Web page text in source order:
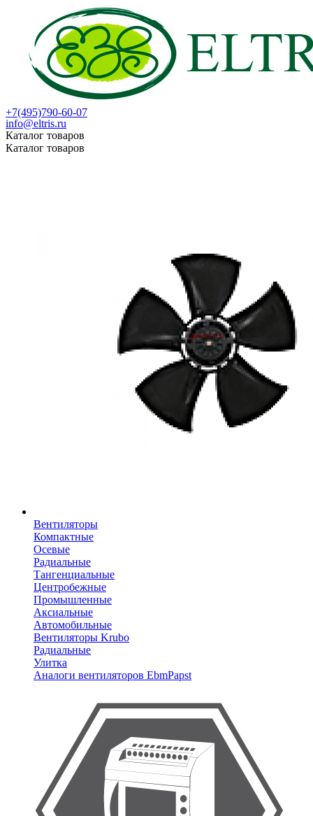
+7(495)790-60-07
info@eltris.ru
Каталог товаров
Каталог товаров
Вентиляторы
Компактные
Осевые
Радиальные
Тангенциальные
Центробежные
Промышленные
Аксиальные
Автомобильные
Вентиляторы Krubo
Радиальные
Улитка
Аналоги вентиляторов EbmPapst